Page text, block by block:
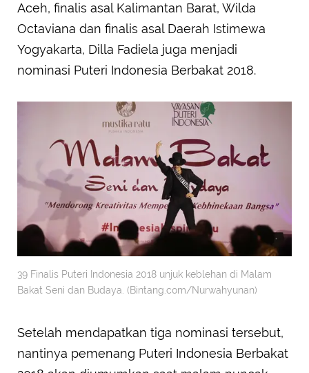
Aceh, finalis asal Kalimantan Barat, Wilda
Octaviana dan finalis asal Daerah Istimewa
Yogyakarta, Dilla Fadiela juga menjadi
nominasi Puteri Indonesia Berbakat 2018.
39 Finalis Puteri Indonesia 2018 unjuk keblehan di Malam
Bakat Seni dan Budaya. (Bintang.com/Nurwahyunan)
Setelah mendapatkan tiga nominasi tersebut,
nantinya pemenang Puteri Indonesia Berbakat